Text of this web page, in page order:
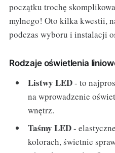
początku trochę
mylnego! Oto kilka kwestii,
podczas wyboru i instalacji
Rodzaje oświetlenia
Listwy LED- to
na wprowadzenie
wnętrz.
Taśmy LED-
kolorach, świetnie